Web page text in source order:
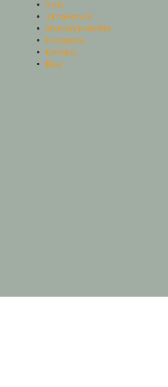
O nás
Jak nakupovat
Obchodní podmínky
Fotogalerie
Kontakty
Blog